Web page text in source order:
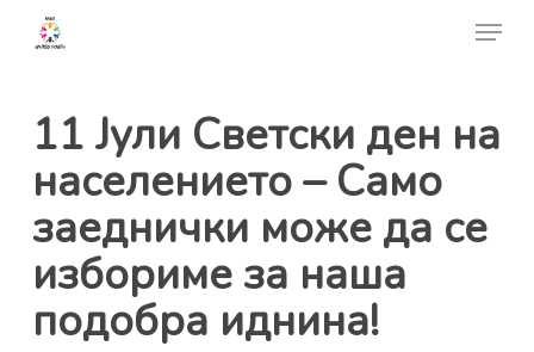
content
Menu
11 Јули Светски ден на
населението – Само
заеднички може да се
избориме за наша
подобра иднина!